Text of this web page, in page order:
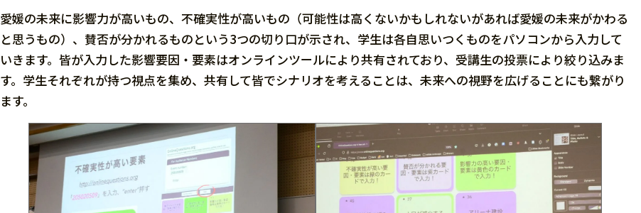
愛媛の未来に影響力が高いもの、不確実性が高いもの（可能性は高くないかもしれないがあれば愛媛の未来がかわる
と思うもの）、賛否が分かれるものという3つの切り口が示され、学生は各自思いつくものをパソコンから入力して
いきます。皆が入力した影響要因・要素はオンラインツールにより共有されており、受講生の投票により絞り込みま
す。学生それぞれが持つ視点を集め、共有して皆でシナリオを考えることは、未来への視野を広げることにも繋がり
ます。